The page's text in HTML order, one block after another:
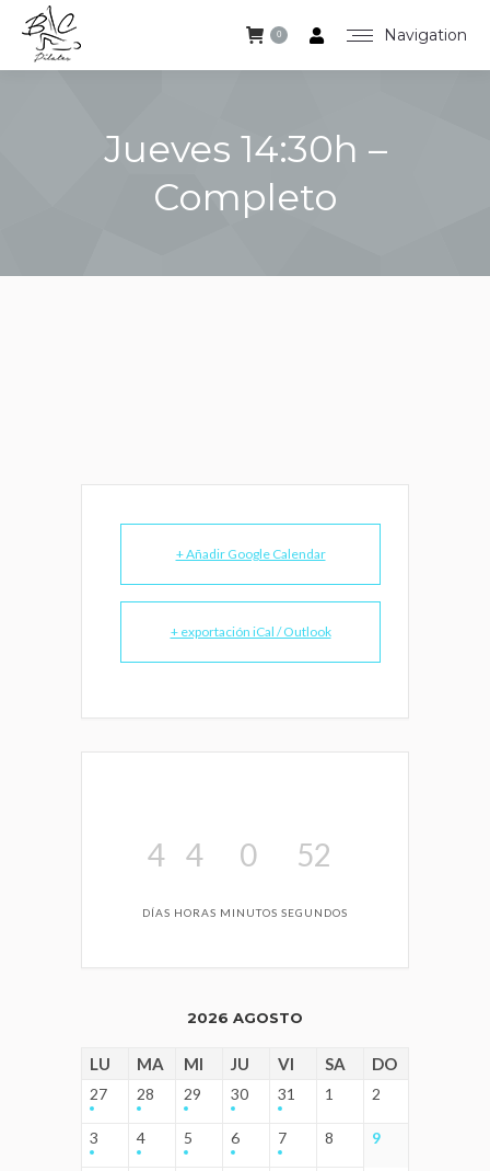
Navigation
0
Jueves 14:30h –
Completo
+ Añadir Google Calendar
+ exportación iCal / Outlook
4
DÍAS
4
HORAS
0
MINUTOS
52
SEGUNDOS
2026 AGOSTO
LU MA MI JU VI SA DO
27 28 29 30 31 1 2
3 4 5 6 7 8 9